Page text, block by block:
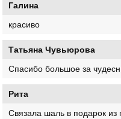
Галина
красиво
Татьяна Чувьюрова
Спасибо большое за
Рита
Связала шаль в подарок из